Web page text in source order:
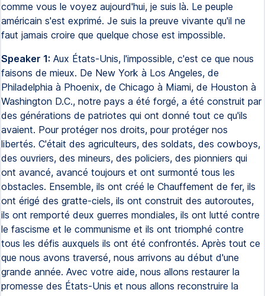
comme vous le voyez aujourd'hui, je suis là. Le peuple
américain s'est exprimé. Je suis la preuve vivante qu'il ne
faut jamais croire que quelque chose est impossible.
Speaker 1: Aux États-Unis, l'impossible, c'est ce que nous
faisons de mieux. De New York à Los Angeles, de
Philadelphia à Phoenix, de Chicago à Miami, de Houston à
Washington D.C., notre pays a été forgé, a été construit par
des générations de patriotes qui ont donné tout ce qu'ils
avaient. Pour protéger nos droits, pour protéger nos
libertés. C'était des agriculteurs, des soldats, des cowboys,
des ouvriers, des mineurs, des policiers, des pionniers qui
ont avancé, avancé toujours et ont surmonté tous les
obstacles. Ensemble, ils ont créé le Chauffement de fer, ils
ont érigé des gratte-ciels, ils ont construit des autoroutes,
ils ont remporté deux guerres mondiales, ils ont lutté contre
le fascisme et le communisme et ils ont triomphé contre
tous les défis auxquels ils ont été confrontés. Après tout ce
que nous avons traversé, nous arrivons au début d'une
grande année. Avec votre aide, nous allons restaurer la
promesse des États-Unis et nous allons reconstruire la